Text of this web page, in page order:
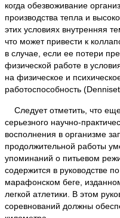
когда обезвоживание
производства тепла и
этих условиях внутренняя
что может привести к
в случае, если ее потери
физической работе в
на физическое и
работоспособность
Следует отметить, что
серьезного научно-
восполнения в организме
продолжительной работы
упоминаний о питьевом
содержится в руководстве
марафонском беге,
легкой атлетики. В этом
соревнований должны